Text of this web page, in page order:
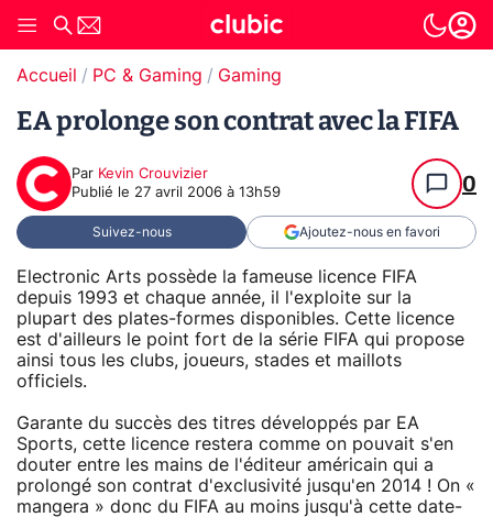
Accueil PC & Gaming Gaming
EA prolonge son contrat avec la FIFA
Par Kevin Crouvizier
Publié le 27 avril 2006 à 13h59 0
Suivez-nous Ajoutez-nous en favori
Electronic Arts possède la fameuse licence FIFA
depuis 1993 et chaque année, il l'exploite sur la
plupart des plates-formes disponibles. Cette licence
est d'ailleurs le point fort de la série FIFA qui propose
ainsi tous les clubs, joueurs, stades et maillots
officiels.
Garante du succès des titres développés par EA
Sports, cette licence restera comme on pouvait s'en
douter entre les mains de l'éditeur américain qui a
prolongé son contrat d'exclusivité jusqu'en 2014 ! On «
mangera » donc du FIFA au moins jusqu'à cette date-